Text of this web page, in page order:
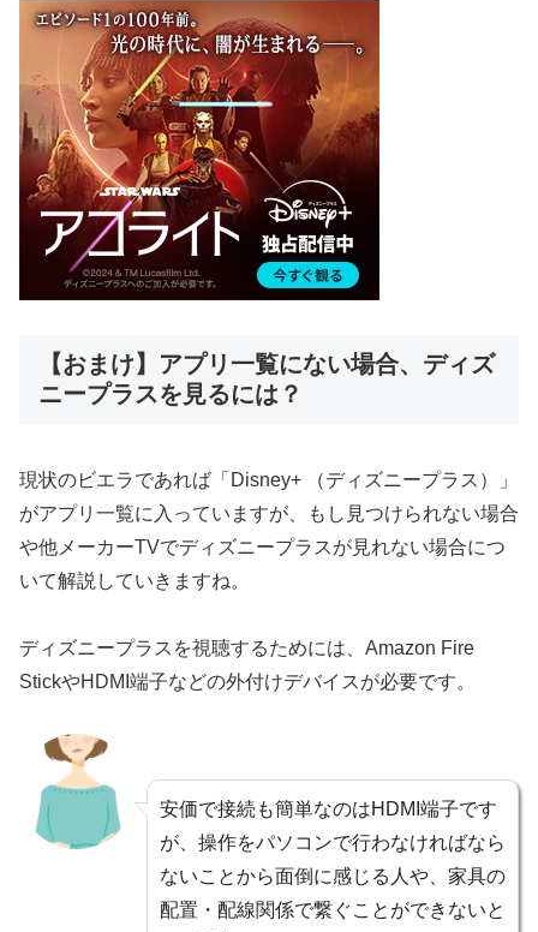
【おまけ】アプリ一覧にない場合、ディズ
ニープラスを見るには？
現状のビエラであれば「Disney+ （ディズニープラス）」
がアプリ一覧に入っていますが、もし見つけられない場合
や他メーカーTVでディズニープラスが見れない場合につ
いて解説していきますね。
ディズニープラスを視聴するためには、 Amazon Fire
StickやHDMI端子などの外付けデバイスが必要です。
安価で接続も簡単なのはHDMI端子です
が、操作をパソコンで行わなければなら
ないことから面倒に感じる人や、家具の
配置・配線関係で繋ぐことができないと